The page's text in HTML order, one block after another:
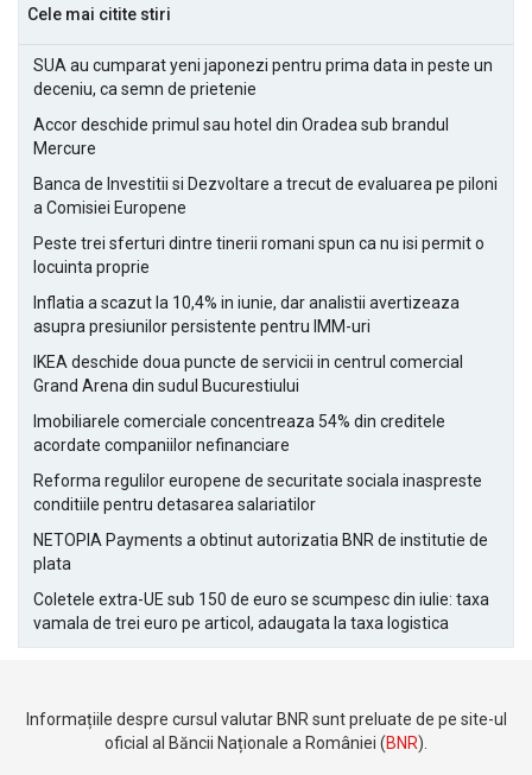
Cele mai citite stiri
SUA au cumparat yeni japonezi pentru prima data in peste un
deceniu, ca semn de prietenie
Accor deschide primul sau hotel din Oradea sub brandul
Mercure
Banca de Investitii si Dezvoltare a trecut de evaluarea pe piloni
a Comisiei Europene
Peste trei sferturi dintre tinerii romani spun ca nu isi permit o
locuinta proprie
Inflatia a scazut la 10,4% in iunie, dar analistii avertizeaza
asupra presiunilor persistente pentru IMM-uri
IKEA deschide doua puncte de servicii in centrul comercial
Grand Arena din sudul Bucurestiului
Imobiliarele comerciale concentreaza 54% din creditele
acordate companiilor nefinanciare
Reforma regulilor europene de securitate sociala inaspreste
conditiile pentru detasarea salariatilor
NETOPIA Payments a obtinut autorizatia BNR de institutie de
plata
Coletele extra-UE sub 150 de euro se scumpesc din iulie: taxa
vamala de trei euro pe articol, adaugata la taxa logistica
Informațiile despre cursul valutar BNR sunt preluate de pe site-ul
oficial al Băncii Naționale a României (BNR).